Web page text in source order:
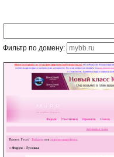
Фильтр по домену: